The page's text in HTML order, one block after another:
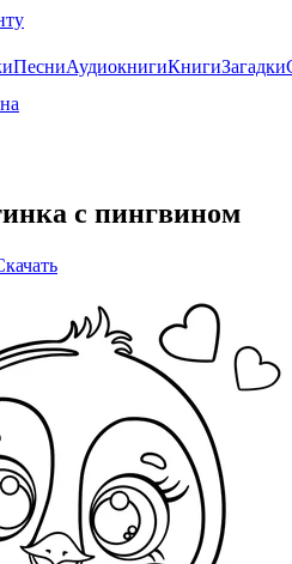
ПесниАудиокнигиКнигиЗагадки
с пингвином